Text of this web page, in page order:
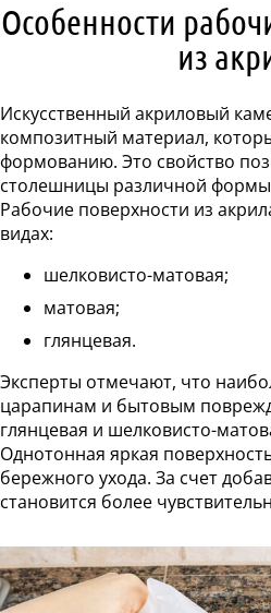
ЦЕНЫ
и оплата
Карта
сайта
Особенности
из
Искусственный акриловый
композитный материал,
формованию. Это свойство
столешницы различной
Рабочие поверхности из
видах:
шелковисто-матовая;
матовая;
глянцевая.
Эксперты отмечают, что
царапинам и бытовым
глянцевая и шелковисто-
Однотонная яркая
бережного ухода. За счет
становится более